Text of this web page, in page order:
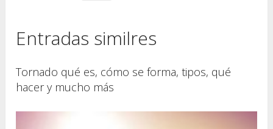
Entradas similres
Tornado qué es, cómo se forma, tipos, qué
hacer y mucho más